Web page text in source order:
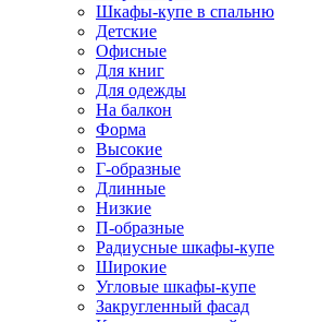
Шкафы-купе в спальню
Детские
Офисные
Для книг
Для одежды
На балкон
Форма
Высокие
Г-образные
Длинные
Низкие
П-образные
Радиусные шкафы-купе
Широкие
Угловые шкафы-купе
Закругленный фасад